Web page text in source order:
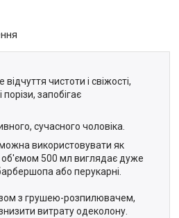
чистоти і свіжості,
порізи, запобігає
сучасного чоловіка.
використовувати як
об'ємом 500 мл виглядає дуже
або перукарні.
з грушею-розпилювачем,
витрату одеколону.